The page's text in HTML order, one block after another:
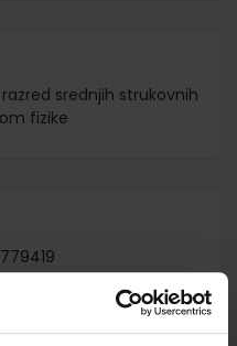
razred srednjih strukovnih
fizike
779419